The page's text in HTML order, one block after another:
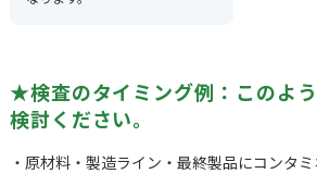
★検査のタイミング例：このよ
検討ください。
・原材料・製造ライン・最終製品にコンタ